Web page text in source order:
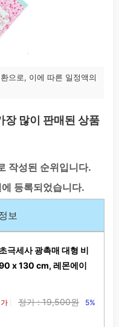
으로, 이에 따른 일정액의
많이 판매된 상품
작성된 순위입니다.
등록되었습니다.
보
극세사 광촉매 대형 비
x 130 cm, 레몬에이
정가 : 19,500원
5%